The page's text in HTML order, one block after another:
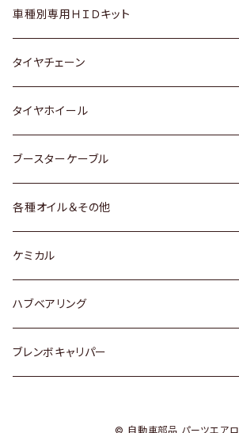
マツダ
三菱
スバル
レクサス
ダイハツ
マツダ
三菱
スバル
日産
いすゞ
ダイハツ
マツダ
三菱
スバル
スズキ
日産
ダイハツ
スバル
ホンダ
スズキ
日産
ダイハツ
マツダ
ホンダ
スズキ
日産
ダイハツ
マツダ
スバル
車種別専用ＨＩＤキット
トヨタ
マツダ
タイヤチェーン
タイヤホイール
トヨタ
ホンダ
スズキ
日産
ダイハツ
ブースターケーブル
各種オイル＆その他
ディーデル洗浄添加剤
ケミカル
ハブベアリング
トヨタ
ブレンボキャリパー
© 自動車部品 パーツエアロ